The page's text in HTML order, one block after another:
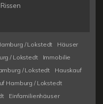
/ Lokstedt
Häuser
/ Lokstedt
Immobilie
/ Lokstedt
Hauskauf
Hamburg / Lokstedt
Einfamilienhäuser